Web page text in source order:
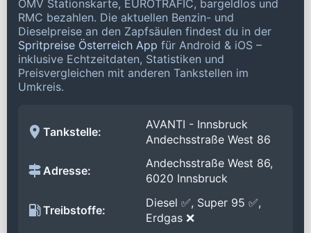
OMV Stationskarte, EUROTRAFIC, bargeldlos und
RMC bezahlen. Die aktuellen Benzin- und
Dieselpreise an den Zapfsäulen findest du in der
Spritpreise Österreich App für Android & iOS –
inklusive Echtzeitdaten, Statistiken und
Preisvergleichen mit anderen Tankstellen im
Umkreis.
Tankstelle:
AVANTI - Innsbruck
Andechsstraße West 86
Adresse:
Andechsstraße West 86,
6020 Innsbruck
Treibstoffe:
Diesel ✅, Super 95 ✅,
Erdgas ❌